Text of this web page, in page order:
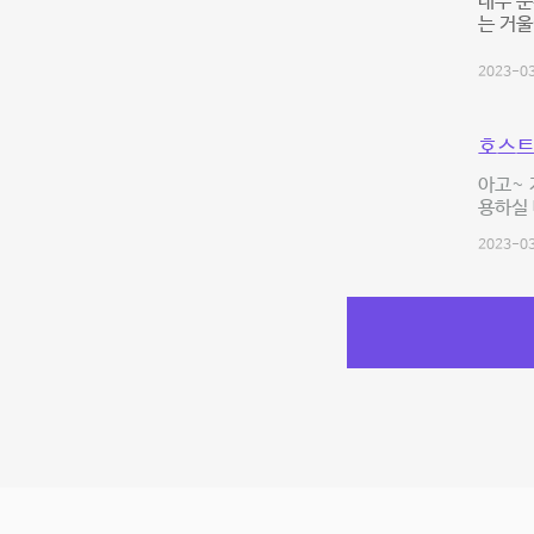
는 거
2023-
호스
아고~
용하실
2023-